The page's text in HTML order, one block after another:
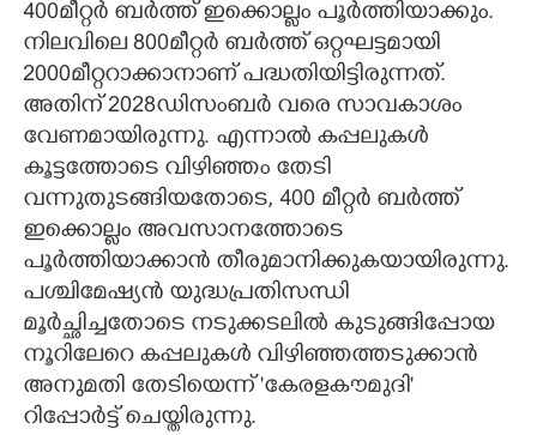
CONTACT US
400മീറ്റർ ബർത്ത് ഇക്കൊല്ലം പൂർത്തിയാക്കും.
നിലവിലെ 800മീറ്റർ ബർത്ത് ഒറ്റഘട്ടമായി
2000മീറ്ററാക്കാനാണ് പദ്ധതിയിട്ടിരുന്നത്.
അതിന് 2028ഡിസംബർ വരെ സാവകാശം
വേണമായിരുന്നു. എന്നാൽ കപ്പലുകൾ
കൂട്ടത്തോടെ വിഴിഞ്ഞം തേടി
വന്നുതുടങ്ങിയതോടെ, 400 മീറ്റർ ബർത്ത്
ഇക്കൊല്ലം അവസാനത്തോടെ
പൂർത്തിയാക്കാൻ തീരുമാനിക്കുകയായിരുന്നു.
പശ്ചിമേഷ്യൻ യുദ്ധപ്രതിസന്ധി
മൂർച്ഛിച്ചതോടെ നടുക്കടലിൽ കുടുങ്ങിപ്പോയ
നൂറിലേറെ കപ്പലുകൾ വിഴിഞ്ഞത്തടുക്കാൻ
അനുമതി തേടിയെന്ന് 'കേരളകൗമുദി'
റിപ്പോർട്ട് ചെയ്തിരുന്നു.